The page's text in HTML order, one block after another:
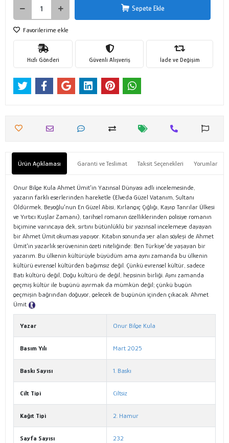
Sepete Ekle
Favorilerime ekle
Hızlı Gönderi Güvenli Alışveriş İade ve Değişim
Ürün Açıklaması Garanti ve Teslimat Taksit Seçenekleri Yorumlar
Onur Bilge Kula Ahmet Ümit’in Yazınsal Dünyası adlı incelemesinde,
yazarın farklı eserlerinden hareketle (Elveda Güzel Vatanım, Sultanı
Öldürmek, Beyoğlu’nun En Güzel Abisi, Kırlangıç Çığlığı, Kayıp Tanrılar Ülkesi
ve Yırtıcı Kuşlar Zamanı), tarihsel romanın özelliklerinden polisiye romanın
biçimine varıncaya dek, sırtını bütünlüklü bir yazınsal incelemeye dayayan
bir Ahmet Ümit okuması yapıyor. Kitabın sonunda yer alan söyleşi de Ahmet
Ümit’in yazarlık serüveninin özeti niteliğinde: Ben Türkiye’de yaşayan bir
yazarım. Bu ülkenin kültürüyle büyüdüm ama aynı zamanda bu ülkenin
kültürü evrensel kültürden bağımsız değil. Çünkü evrensel kültür, sadece
Batı kültürü değil, Doğu kültürü de değil, hepsinin birliği. Aynı zamanda
geçmiş kültür ile bugünü ayırmak da mümkün değil; çünkü bugün
geçmişin bağrından doğuyor, gelecek de bugünün içinden çıkacak. Ahmet
Ümit
Yazar Onur Bilge Kula
Basım Yılı Mart 2025
Baskı Sayısı 1. Baskı
Cilt Tipi Ciltsiz
Kağıt Tipi 2. Hamur
Sayfa Sayısı 232